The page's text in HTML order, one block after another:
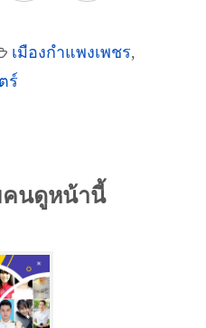
เมืองกำแพงเพชร,
ร์
คนดูหน้านี้